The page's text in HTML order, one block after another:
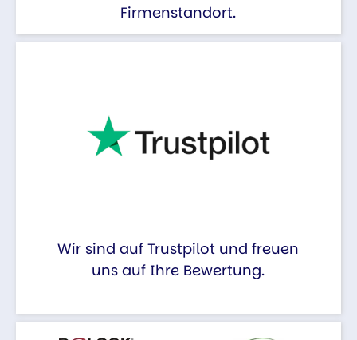
Firmenstandort.
Wir sind auf Trustpilot und freuen
uns auf Ihre Bewertung.